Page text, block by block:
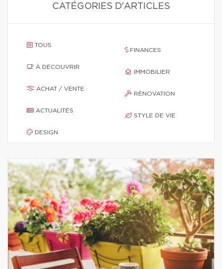
CATÉGORIES D'ARTICLES
TOUS
À DÉCOUVRIR
ACHAT / VENTE
ACTUALITÉS
DESIGN
FINANCES
IMMOBILIER
RÉNOVATION
STYLE DE VIE